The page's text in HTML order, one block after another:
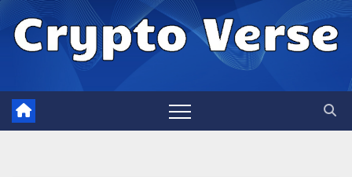
Skip